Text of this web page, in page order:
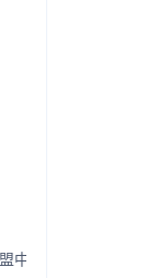
中尚未发育完全就去